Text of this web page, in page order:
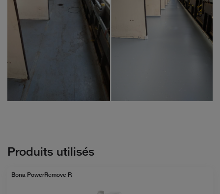
Produits utilisés
Bona PowerRemove R